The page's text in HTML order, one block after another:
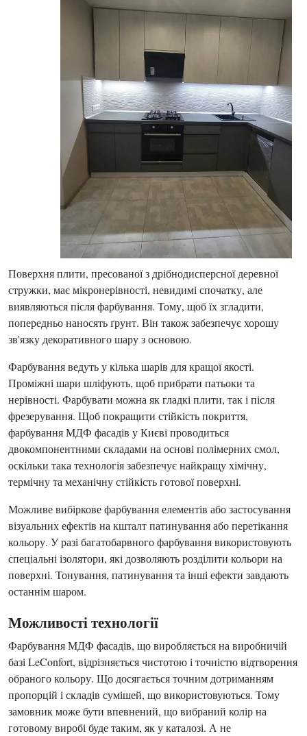
Поверхня плити, пресованої з дрібнодисперсної деревної
стружки, має мікронерівності, невидимі спочатку, але
виявляються після фарбування. Тому, щоб їх згладити,
попередньо наносять ґрунт. Він також забезпечує хорошу
зв'язку декоративного шару з основою.
Фарбування ведуть у кілька шарів для кращої якості.
Проміжні шари шліфують, щоб прибрати патьоки та
нерівності. Фарбувати можна як гладкі плити, так і після
фрезерування. Щоб покращити стійкість покриття,
фарбування МДФ фасадів у Києві проводиться
двокомпонентними складами на основі полімерних смол,
оскільки така технологія забезпечує найкращу хімічну,
термічну та механічну стійкість готової поверхні.
Можливе вибіркове фарбування елементів або застосування
візуальних ефектів на кшталт патинування або перетікання
кольору. У разі багатобарвного фарбування використовують
спеціальні ізолятори, які дозволяють розділити кольори на
поверхні. Тонування, патинування та інші ефекти завдають
останнім шаром.
Можливості технології
Фарбування МДФ фасадів, що виробляється на виробничій
базі LeConfort, відрізняється чистотою і точністю відтворення
обраного кольору. Що досягається точним дотриманням
пропорцій і складів сумішей, що використовуються. Тому
замовник може бути впевнений, що вибраний колір на
готовому виробі буде таким, як у каталозі. А не